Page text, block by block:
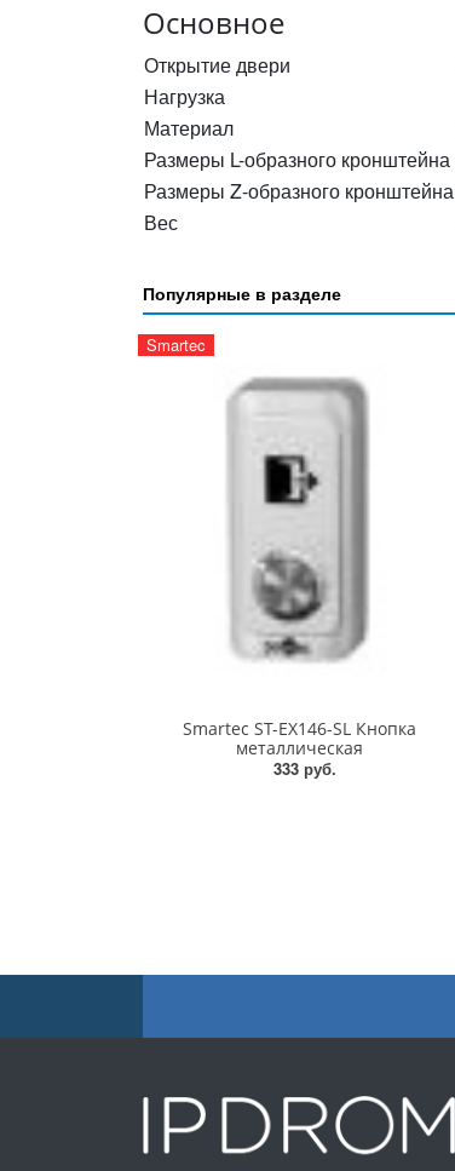
Основное
Открытие двери
Нагрузка
Материал
Размеры L-образного кронштейна
Размеры Z-образного кронштейна
Вес
Популярные в разделе
Smartec
Smartec ST-EX146-SL Кнопка
металлическая
333 руб.